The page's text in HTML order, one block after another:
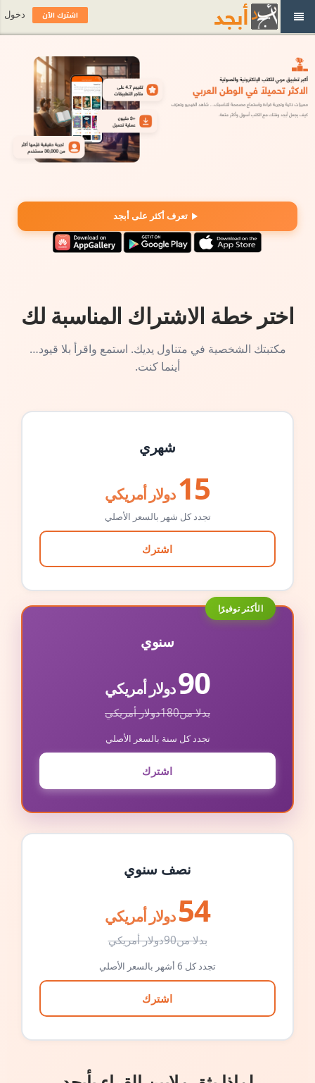
تعرف أكثر على أبجد
اختر خطة الاشتراك المناسبة لك
مكتبتك الشخصية في متناول يديك. استمع واقرأ بلا قيود…
أينما كنت.
شهري
15 دولار أمريكي
تجدد كل شهر بالسعر الأصلي
اشترك
الأكثر توفيرًا
سنوي
90دولار أمريكي
بدلا من180دولار أمريكي
تجدد كل سنة بالسعر الأصلي
اشترك
نصف سنوي
54 دولار أمريكي
بدلا من90دولار أمريكي
تجدد كل 6 أشهر بالسعر الأصلي
اشترك
اشترك الآن دخول